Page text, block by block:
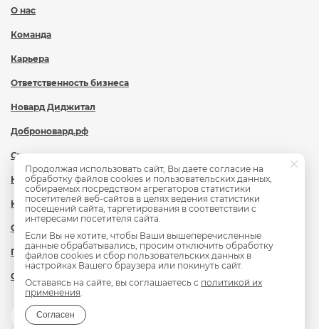
О нас
Команда
Карьера
Ответственность бизнеса
Новард Диджитал
Доброновард.рф
Статьи
Новости
Контакты
Охрана труда
Политика обработки персональных данных
Сведения об образовательной организации
Продолжая использовать сайт, Вы даете согласие на
обработку файлов cookies и пользовательских данных,
собираемых посредством агрегаторов статистики
посетителей веб-сайтов в целях ведения статистики
посещений сайта, таргетирования в соответствии с
интересами посетителя сайта.
Если Вы не хотите, чтобы Ваши вышеперечисленные
данные обрабатывались, просим отключить обработку
файлов cookies и сбор пользовательских данных в
настройках Вашего браузера или покинуть сайт.
Оставаясь на сайте, вы соглашаетесь с политикой их
применения.
Согласен